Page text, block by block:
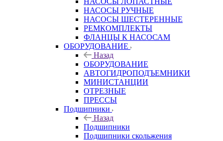
НАСОСЫ РУЧНЫЕ
НАСОСЫ ШЕСТЕРЕННЫЕ
РЕМКОМПЛЕКТЫ
ФЛАНЦЫ К НАСОСАМ
ОБОРУДОВАНИЕ
Назад
ОБОРУДОВАНИЕ
АВТОГИДРОПОДЪЕМНИКИ
МИНИСТАНЦИИ
ОТРЕЗНЫЕ
ПРЕССЫ
Подшипники
Назад
Подшипники
Подшипники скольжения